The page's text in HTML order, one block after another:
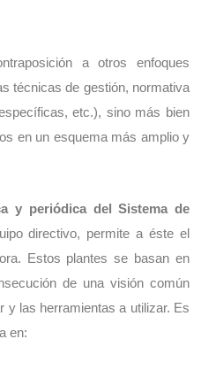
a otros enfoques
técnicas de gestión, normativa
etc.), sino más bien
en un esquema más amplio y
y periódica del Sistema de
directivo, permite a éste el
Estos plantes se basan en
de una visión común
y las herramientas a utilizar. Es
en: